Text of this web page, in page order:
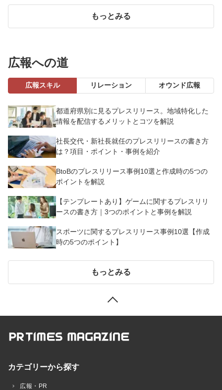
もっとみる
広報への道
広報スキル リレーション オウンド広報
都道府県別に見るプレスリリース。地域特化した
情報を配信するメリットとコツを解説
社長交代・新社長就任のプレスリリースの書き方
は？項目・ポイント・事例を紹介
BtoBのプレスリリース事例10選と作成時の5つの
ポイントを解説
【テンプレートあり】ゲームに関するプレスリリ
ースの書き方｜3つのポイントと事例を解説
スポーツに関するプレスリリース事例10選【作成
時の5つのポイント】
もっとみる
カテゴリーから探す
広報・PR